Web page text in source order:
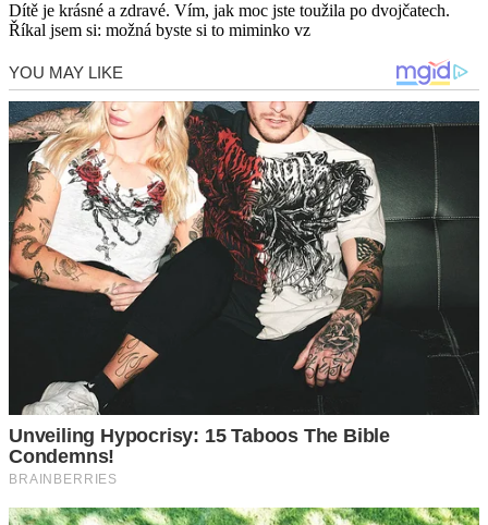
Dítě je krásné a zdravé. Vím, jak moc jste toužila po dvojčatech.
Říkal jsem si: možná byste si to miminko vz